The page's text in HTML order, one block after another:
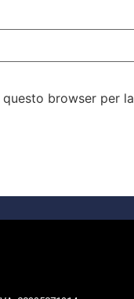
browser per